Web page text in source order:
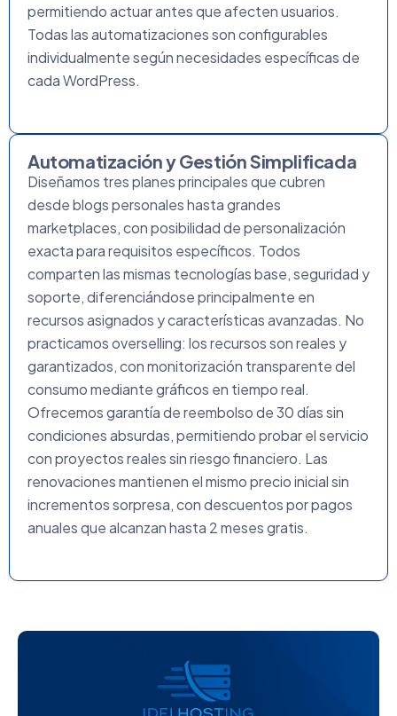
permitiendo actuar antes que afecten usuarios.
Todas las automatizaciones son configurables
individualmente según necesidades específicas de
cada WordPress.
Automatización y Gestión Simplificada
Diseñamos tres planes principales que cubren
desde blogs personales hasta grandes
marketplaces, con posibilidad de personalización
exacta para requisitos específicos. Todos
comparten las mismas tecnologías base, seguridad y
soporte, diferenciándose principalmente en
recursos asignados y características avanzadas. No
practicamos overselling: los recursos son reales y
garantizados, con monitorización transparente del
consumo mediante gráficos en tiempo real.
Ofrecemos garantía de reembolso de 30 días sin
condiciones absurdas, permitiendo probar el servicio
con proyectos reales sin riesgo financiero. Las
renovaciones mantienen el mismo precio inicial sin
incrementos sorpresa, con descuentos por pagos
anuales que alcanzan hasta 2 meses gratis.